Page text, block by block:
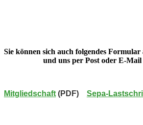
Sie können sich auch folgendes
und uns per Post oder E-Mail
Mitgliedschaft (PDF) Sepa-